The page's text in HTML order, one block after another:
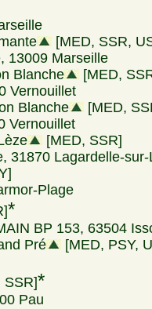
[MED, SSR,
13009 Marseille
Blanche
[MED,
Vernouillet
Blanche
[MED,
Vernouillet
[MED, SSR]
31870 Lagardelle-sur-
Plage
*
BP 153, 63504
Pré
[MED, PSY,
SSR]*
Pau